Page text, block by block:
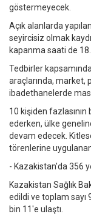
göstermeyecek.
Açık alanlarda
seyircisiz olmak
kapanma saati de
Tedbirler
araçlarında, market,
ibadethanelerde
10 kişiden
ederken, ülke
devam edecek.
törenlerine uygulanan
- Kazakistan'da 356
Kazakistan Sağlık
edildi ve toplam sayı
bin 11'e ulaştı.